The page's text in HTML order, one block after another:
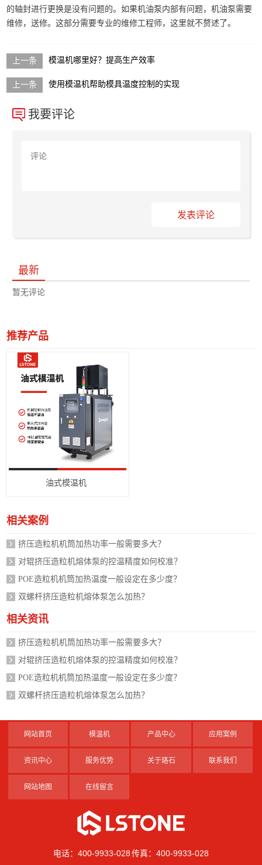
的轴封进行更换是没有问题的。如果机油泵内部有问题，机油泵需要
维修，送修。这部分需要专业的维修工程师，这里就不赘述了。
模温机哪里好？提高生产效率
使用模温机帮助模具温度控制的实现
我要评论
发表评论
最新
暂无评论
推荐产品
油式模温机
相关案例
挤压造粒机机筒加热功率一般需要多大？
对辊挤压造粒机熔体泵的控温精度如何校准？
POE造粒机机筒加热温度一般设定在多少度？
双螺杆挤压造粒机熔体泵怎么加热？
相关资讯
挤压造粒机机筒加热功率一般需要多大？
对辊挤压造粒机熔体泵的控温精度如何校准？
POE造粒机机筒加热温度一般设定在多少度？
双螺杆挤压造粒机熔体泵怎么加热？
网站首页 模温机 产品中心 应用案例
资讯中心 服务优势 关于珞石 联系我们
网站地图 在线留言
电话：400-9933-028 传真：400-9933-028